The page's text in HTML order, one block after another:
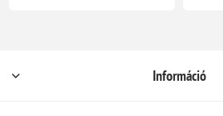
Információ